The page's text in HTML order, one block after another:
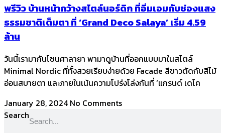
พรีวิว บ้านหน้ากว้างสไตล์นอร์ดิก ที่อิ่มเอมกับช่องแสง
ธรรมชาติเต็มตา ที่ ‘Grand Deco Salaya’ เริ่ม 4.59
ล้าน
วันนี้เรามากันโซนศาลายา พามาดูบ้านที่ออกแบบมาในสไตล์
Minimal Nordic ที่ทั้งสวยเรียบง่ายด้วย Facade สีขาวตัดกับสีไม้
อ่อนสบายตา และภายในเน้นความโปร่งโล่งกันที่ ‘แกรนด์ เดโค
January 28, 2024 No Comments
Search